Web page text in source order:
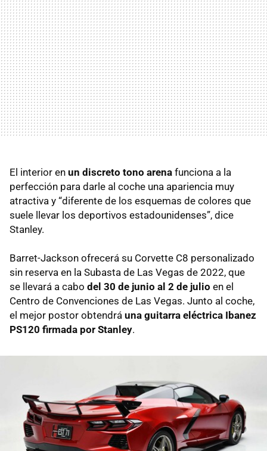
El interior en un discreto tono arena funciona a la
perfección para darle al coche una apariencia muy
atractiva y “diferente de los esquemas de colores que
suele llevar los deportivos estadounidenses”, dice
Stanley.
Barret-Jackson ofrecerá su Corvette C8 personalizado
sin reserva en la Subasta de Las Vegas de 2022, que
se llevará a cabo del 30 de junio al 2 de julio en el
Centro de Convenciones de Las Vegas. Junto al coche,
el mejor postor obtendrá una guitarra eléctrica Ibanez
PS120 firmada por Stanley.